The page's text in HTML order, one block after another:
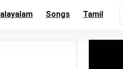
Songs Tamil